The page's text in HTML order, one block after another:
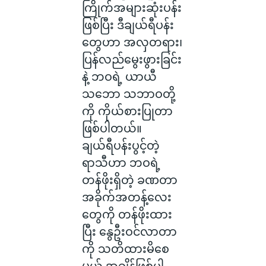
ကြိုက်အများဆုံးပန်း
ဖြစ်ပြီး ဒီချယ်ရီပန်း
တွေဟာ အလှတရား၊
ပြန်လည်မွေးဖွားခြင်း
နဲ့ ဘဝရဲ့ ယာယီ
သဘော သဘာဝတို့
ကို ကိုယ်စားပြုတာ
ဖြစ်ပါတယ်။
ချယ်ရီပန်းပွင့်တဲ့
ရာသီဟာ ဘဝရဲ့
တန်ဖိုးရှိတဲ့ ခဏတာ
အခိုက်အတန့်လေး
တွေကို တန်ဖိုးထား
ပြီး နွေဦးဝင်လာတာ
ကို သတိထားမိစေ